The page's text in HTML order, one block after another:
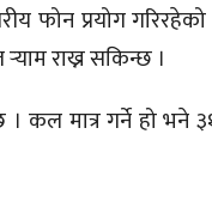
फोन प्रयोग
राख्न सकिन्छ ।
कल मात्र गर्ने हो भने